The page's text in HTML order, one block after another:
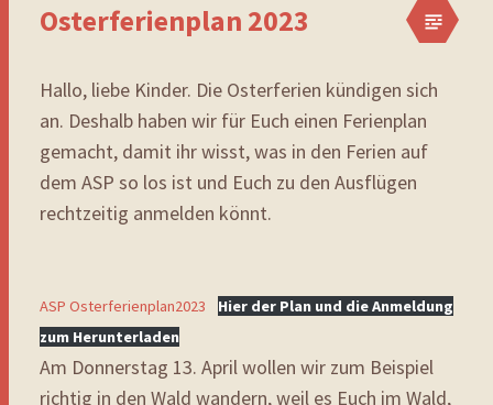
Osterferienplan 2023
Hallo, liebe Kinder. Die Osterferien kündigen sich
an. Deshalb haben wir für Euch einen Ferienplan
gemacht, damit ihr wisst, was in den Ferien auf
dem ASP so los ist und Euch zu den Ausflügen
rechtzeitig anmelden könnt.
ASP Osterferienplan2023
Hier der Plan und die Anmeldung
zum Herunterladen
Am Donnerstag 13. April wollen wir zum Beispiel
richtig in den Wald wandern, weil es Euch im Wald,